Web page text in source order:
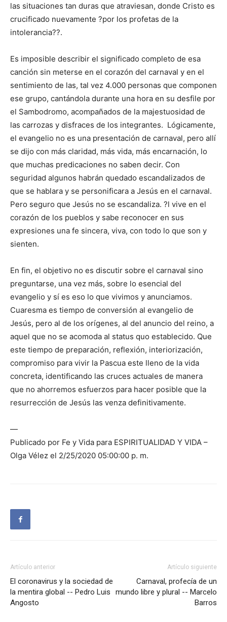
las situaciones tan duras que atraviesan, donde Cristo es
crucificado nuevamente ?por los profetas de la
intolerancia??.
Es imposible describir el significado completo de esa
canción sin meterse en el corazón del carnaval y en el
sentimiento de las, tal vez 4.000 personas que componen
ese grupo, cantándola durante una hora en su desfile por
el Sambodromo, acompañados de la majestuosidad de
las carrozas y disfraces de los integrantes. Lógicamente,
el evangelio no es una presentación de carnaval, pero allí
se dijo con más claridad, más vida, más encarnación, lo
que muchas predicaciones no saben decir. Con
seguridad algunos habrán quedado escandalizados de
que se hablara y se personificara a Jesús en el carnaval.
Pero seguro que Jesús no se escandaliza. ?l vive en el
corazón de los pueblos y sabe reconocer en sus
expresiones una fe sincera, viva, con todo lo que son y
sienten.
En fin, el objetivo no es discutir sobre el carnaval sino
preguntarse, una vez más, sobre lo esencial del
evangelio y sí es eso lo que vivimos y anunciamos.
Cuaresma es tiempo de conversión al evangelio de
Jesús, pero al de los orígenes, al del anuncio del reino, a
aquel que no se acomoda al status quo establecido. Que
este tiempo de preparación, reflexión, interiorización,
compromiso para vivir la Pascua este lleno de la vida
concreta, identificando las cruces actuales de manera
que no ahorremos esfuerzos para hacer posible que la
resurrección de Jesús las venza definitivamente.
—
Publicado por Fe y Vida para ESPIRITUALIDAD Y VIDA –
Olga Vélez el 2/25/2020 05:00:00 p. m.
Artículo anterior
El coronavirus y la sociedad de
la mentira global -- Pedro Luis
Angosto
Artículo siguiente
Carnaval, profecía de un
mundo libre y plural -- Marcelo
Barros